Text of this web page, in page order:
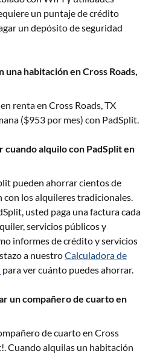
un puntaje de crédito
un depósito de seguridad
una habitación en Cross Roads,
renta en Cross Roads, TX
($953 por mes) con PadSplit.
cuando alquilo con PadSplit en
pueden ahorrar cientos de
con los alquileres tradicionales.
usted paga una factura cada
servicios públicos y
informes de crédito y servicios
a nuestroCalculadora de
para ver cuánto puedes ahorrar.
un compañero de cuarto en
de cuarto en Cross
Cuando alquilas un habitación